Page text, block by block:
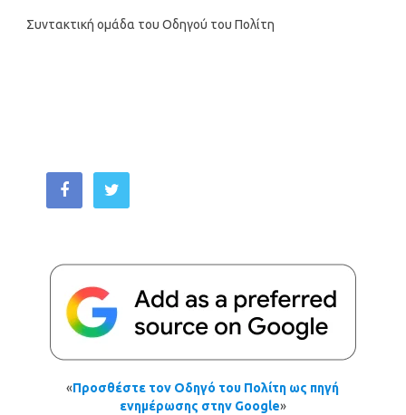
Συντακτική ομάδα του Οδηγού του Πολίτη
«Προσθέστε τον Οδηγό του Πολίτη ως πηγή
ενημέρωσης στην Google»